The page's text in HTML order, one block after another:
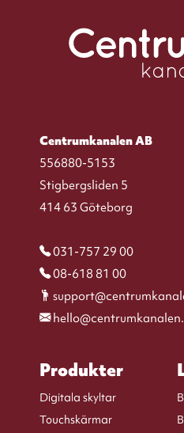
Centrumkanalen AB
556880-5153
Stigbergsliden 5
414 63 Göteborg
031-757 29 00
08-618 81 00
Produkter
Digitala skyltar
Touchskärmar